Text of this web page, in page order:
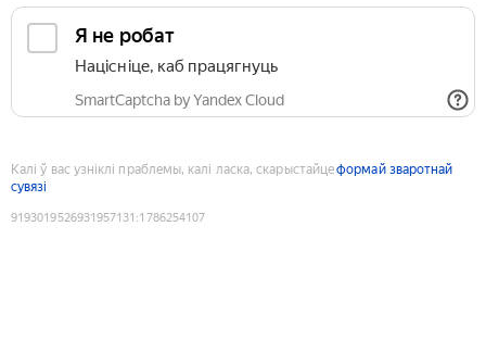
Я не робат
Націсніце, каб працягнуць
SmartCaptcha by Yandex Cloud
Калі ў вас узніклі праблемы, калі ласка, скарыстайцеформай зваротнай
сувязі
9193019526931957131 :1786254107